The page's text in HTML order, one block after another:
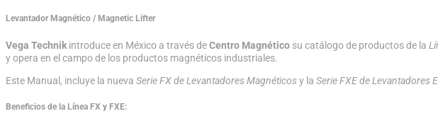
Levantador Magnético / Magnetic Lifter
Vega Technik introduce en México a través deCentro Magnético su catálogo de productos de la
y opera en el campo de los productos magnéticos industriales.
Este Manual, incluye la nueva Serie FX de Levantadores Magnéticosy la Serie FXE de Levantadores
Beneficios de la Línea FX y FXE: